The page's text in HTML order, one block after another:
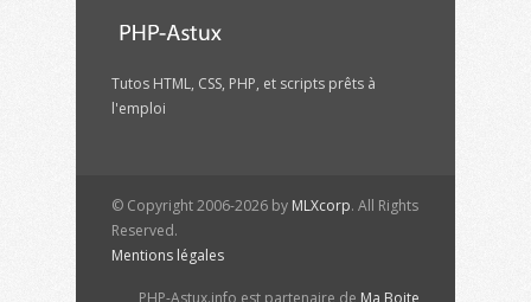
Tutos HTML, CSS, PHP, et scripts prêts à
l'emploi
© Copyright 2006-2026 by MLXcorp. All Rights
Reserved.
Mentions légales
PHP-Astux.info est partenaire de Ma Boite